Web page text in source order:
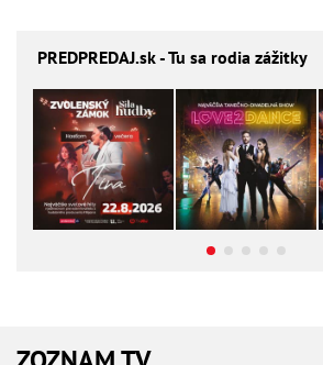
PREDPREDAJ.sk - Tu sa rodia zážitky